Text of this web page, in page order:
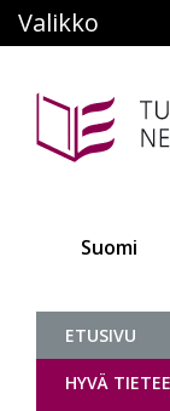
Main
Valikko
Suomi
ETUSIVU
HYVÄ